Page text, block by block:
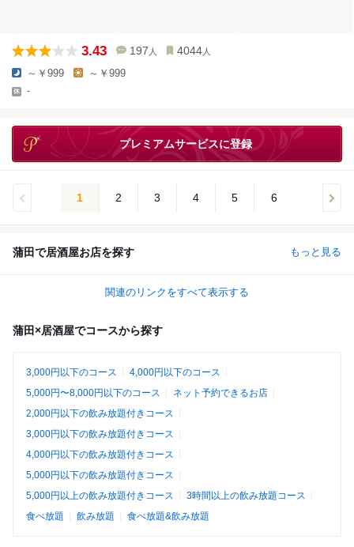
3.43 197 人 4044 人
～￥999 ～￥999
-
プレミアムサービスに登録
1 2 3 4 5 6
蒲田で居酒屋お店を探す もっと見る
関連のリンクをすべて表示する
蒲田×居酒屋でコースから探す
3,000円以下のコース
4,000円以下のコース
5,000円〜8,000円以下のコース
ネット予約できるお店
2,000円以下の飲み放題付きコース
3,000円以下の飲み放題付きコース
4,000円以下の飲み放題付きコース
5,000円以下の飲み放題付きコース
5,000円以上の飲み放題付きコース
3時間以上の飲み放題コース
食べ放題
飲み放題 食べ放題&飲み放題